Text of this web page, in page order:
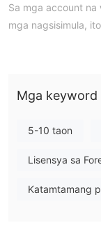
Sa mga account
mga nagsisimula,
Mga Kalamangan
lehitimong
736/BAPPEBTI/SI/
Mga keyword
5-10 taon
Lisensya sa
Katamtamang